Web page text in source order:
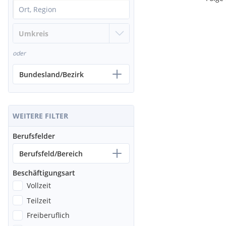
oder
Bundesland/Bezirk
WEITERE FILTER
Berufsfelder
Berufsfeld/Bereich
Beschäftigungsart
Vollzeit
Teilzeit
Freiberuflich